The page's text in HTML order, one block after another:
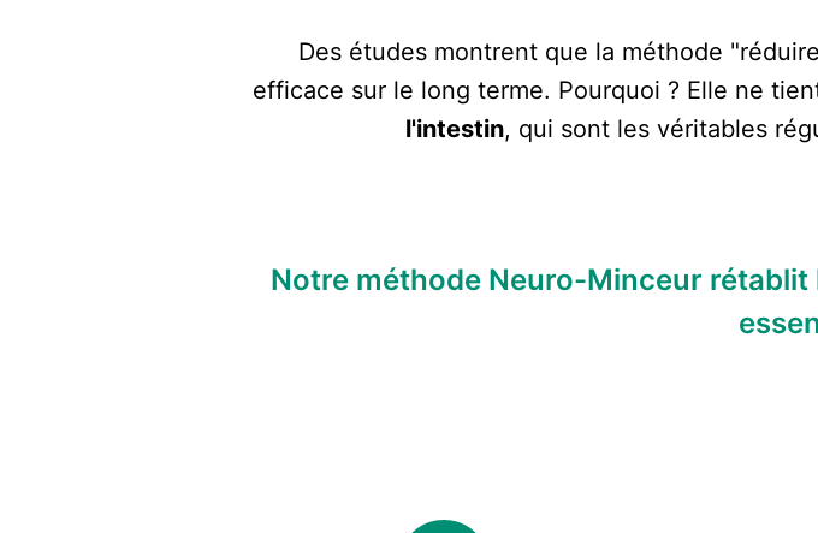
Des études montrent que la méthode
efficace sur le long terme. Pourquoi ? Elle ne
l'intestin, qui sont les véritables
Notre méthode Neuro-Minceur rétablit